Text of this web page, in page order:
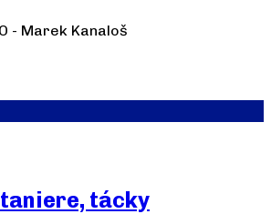
- Marek Kanaloš
tácky